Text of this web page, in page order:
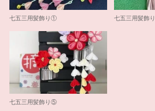
七五三用髪飾り① 七五三用髪飾
七五三用髪飾り⑤